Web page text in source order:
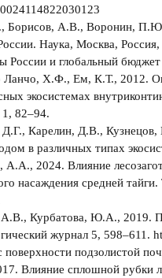
Борисов, А.В., Воронин,
Наука, Москва, Россия,
и глобальный бюджет
Х.Ф., Ем, К.Т., 2012.
экосистемах
1, 82–94.
Карелин, Д.В.,
в различных типах
2024. Влияние
насаждения средней
Курбатова, Ю.А., 2019.
журнал 5, 598–611.
подзолистой
Влияние сплошной рубки